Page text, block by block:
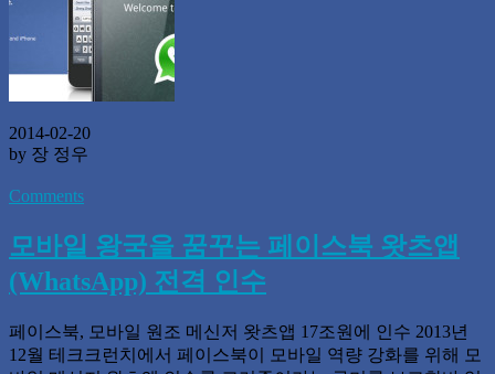
2014-02-20
by 장 정우
Comments
모바일 왕국을 꿈꾸는 페이스북 왓츠앱
(WhatsApp) 전격 인수
페이스북, 모바일 원조 메신저 왓츠앱 17조원에 인수 2013년
12월 테크크런치에서 페이스북이 모바일 역량 강화를 위해 모